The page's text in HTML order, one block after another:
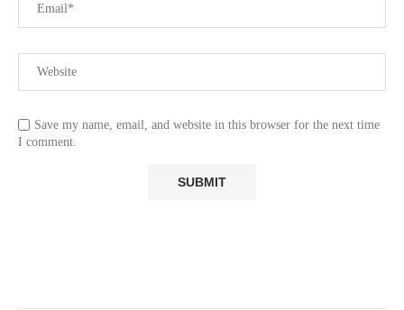
Save my name, email, and website in this browser for the next time
I comment.